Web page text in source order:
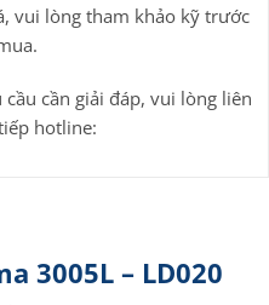
3005L – LD020
vui lòng tham khảo kỹ trước
cầu cần giải đáp, vui lòng liên
hotline: